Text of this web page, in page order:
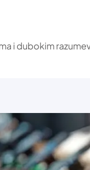
i dubokim